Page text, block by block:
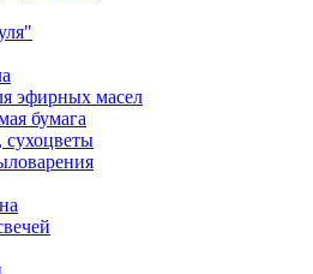
эфирных масел
бумага